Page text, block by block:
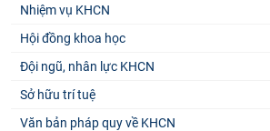
Nhiệm vụ KHCN
Hội đồng khoa học
Đội ngũ, nhân lực KHCN
Sở hữu trí tuệ
Văn bản pháp quy về KHCN